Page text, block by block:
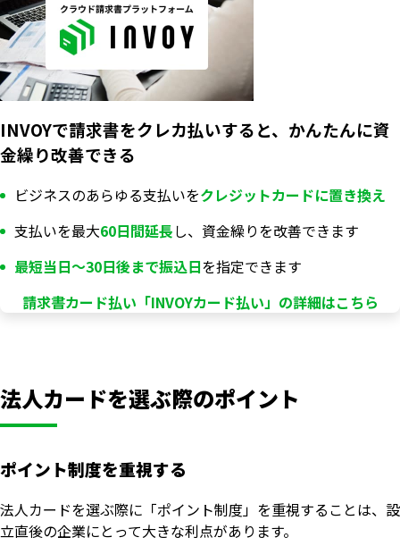
INVOYで請求書をクレカ払いすると、かんたんに資
金繰り改善できる
ビジネスのあらゆる支払いをクレジットカードに置き換え
支払いを最大60日間延長し、資金繰りを改善できます
最短当日〜30日後まで振込日を指定できます
請求書カード払い「INVOYカード払い」の詳細はこちら
法人カードを選ぶ際のポイント
ポイント制度を重視する
法人カードを選ぶ際に「ポイント制度」を重視することは、設
立直後の企業にとって大きな利点があります。